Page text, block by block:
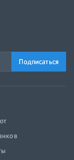
Подписаться